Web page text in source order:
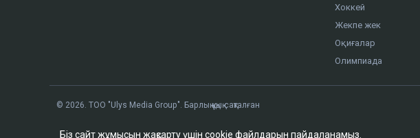
Хоккей
Жекпе жек
Оқиғалар
Олимпиада
© 2026. ТОО "Ulys Media Group". Барлық құқық сақталған
Біз сайт жұмысын жақсарту үшін cookie файлдарын пайдаланамыз.